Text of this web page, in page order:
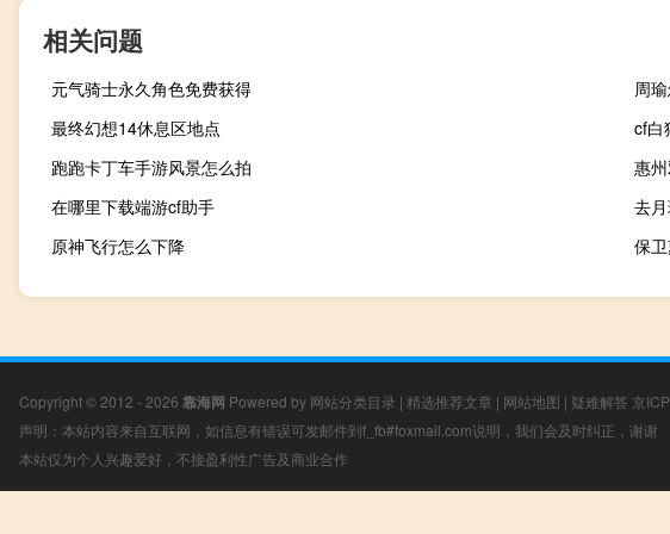
相关问题
元气骑士永久角色免费获得
周
最终幻想14休息区地点
cf白
跑跑卡丁车手游风景怎么拍
惠
在哪里下载端游cf助手
去
原神飞行怎么下降
保
Copyright © 2012 - 2026 靠海网 Powered by 网站分类目录 | 精选推荐文章 | 网站地图 | 疑难解答 京
声明：本站内容来自互联网，如信息有错误可发邮件到f_fb#foxmail.com说明，我们会及时纠正，谢谢
本站仅为个人兴趣爱好，不接盈利性广告及商业合作